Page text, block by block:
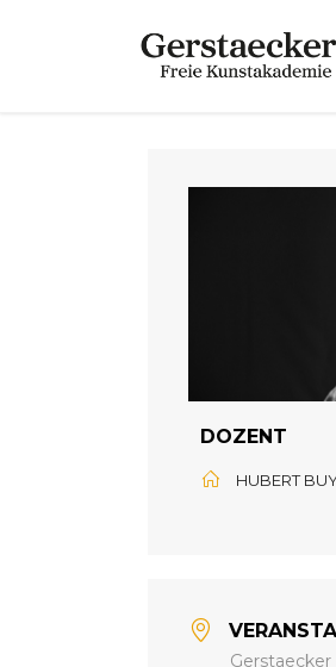
DOZENT
HUBERT
Gerstaecker